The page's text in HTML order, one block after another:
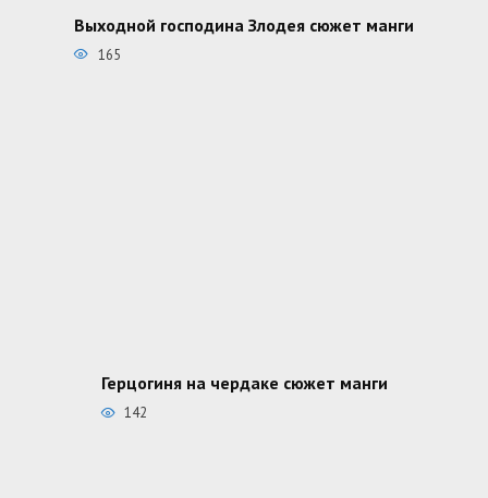
Выходной господина Злодея сюжет манги
165
Герцогиня на чердаке сюжет манги
142